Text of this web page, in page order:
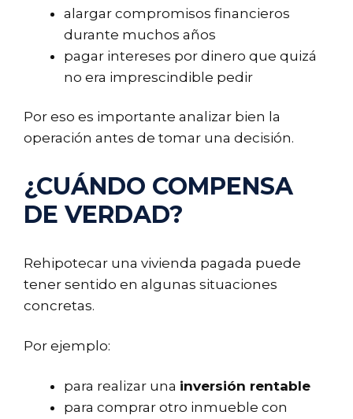
alargar compromisos financieros
durante muchos años
pagar intereses por dinero que quizá
no era imprescindible pedir
Por eso es importante analizar bien la
operación antes de tomar una decisión.
¿CUÁNDO COMPENSA
DE VERDAD?
Rehipotecar una vivienda pagada puede
tener sentido en algunas situaciones
concretas.
Por ejemplo:
para realizar una inversión rentable
para comprar otro inmueble con